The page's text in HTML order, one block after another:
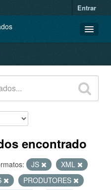
Entrar
encontrado
JS
XML
PRODUTORES